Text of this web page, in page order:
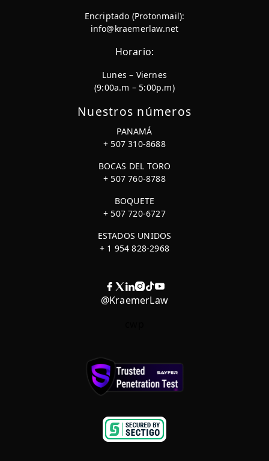
Encriptado (Protonmail):
info@kraemerlaw.net
Horario:
Lunes – Viernes
(9:00a.m – 5:00p.m)
Nuestros números
PANAMÁ
+ 507 310-8688
BOCAS DEL TORO
+ 507 760-8788
BOQUETE
+ 507 720-6727
ESTADOS UNIDOS
+ 1 954 828-2968
@KraemerLaw